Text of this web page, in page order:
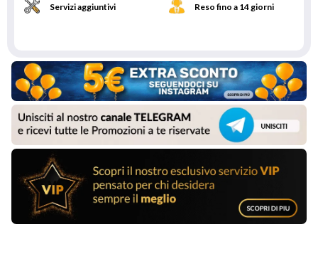
Servizi aggiuntivi Reso fino a 14 giorni